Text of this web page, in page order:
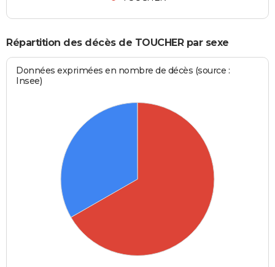
Répartition des décès de TOUCHER par sexe
Données exprimées en nombre de décès (source :
Insee)